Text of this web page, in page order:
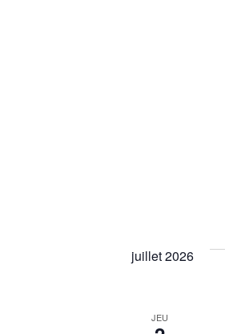
juillet 2026
JEU